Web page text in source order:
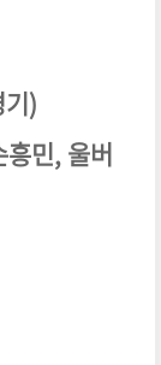
)
민, 울버